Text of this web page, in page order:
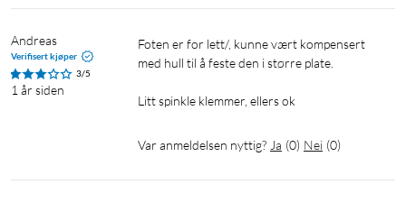
Andreas
Verifisert kjøper
3/5
1 år siden
Foten er for lett/, kunne vært kompensert
med hull til å feste den i større plate.
Litt spinkle klemmer, ellers ok
Var anmeldelsen nyttig? Ja (0) Nei (0)